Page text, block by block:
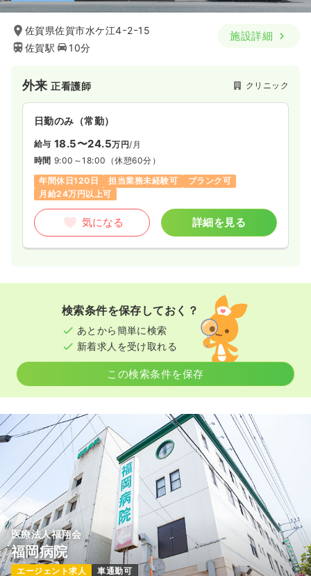
佐賀県佐賀市水ケ江4ｰ2ｰ15
佐賀駅
10分
施設詳細
外来正看護師 クリニック
日勤のみ（常勤）
給与 18.5〜24.5万円/月
時間 9:00～18:00 （休憩60分）
年間休日120日
担当業務未経験可
ブランク可
月給24万円以上可
気になる 詳細を見る
検索条件を保存しておく？
あとから簡単に検索
新着求人を受け取れる
この検索条件を保存
医療法人福翔会
福岡病院
エージェント求人 車通勤可